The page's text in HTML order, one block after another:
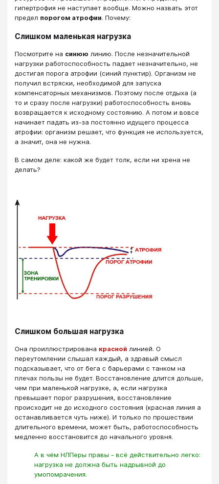
гипертрофия не наступает вообще. Можно назвать этот
предел порогом атрофии. Почему:
Слишком маленькая нагрузка
Посмотрите на синюю линию. После незначительной
нагрузки работоспособность падает незначительно, не
достигая порога атрофии (синий пунктир). Организм не
получил встряски, необходимой для запуска
компенсаторных механизмов. Поэтому после отдыха (а
то и сразу после нагрузки) работоспособность вновь
возвращается к исходному состоянию. А потом и вовсе
начинает падать из-за постоянно идущего процесса
атрофии: организм решает, что функция не используется,
а значит, она не нужна.
В самом деле: какой же будет толк, если ни хрена не
делать?
Слишком большая нагрузка
Она проиллюстрирована красной линией. О
переутомлении слышал каждый, а здравый смысл
подсказывает, что от бега с барьерами с танком на
плечах пользы не будет. Восстановление длится дольше,
чем при маленькой нагрузке, а, если нагрузка
превышает порог разрушения, восстановление
происходит не до исходного состояния (красная линия а
останавливается чуть ниже). И только по прошествии
длительного времени, может быть, работоспособность
медленно восстановится до начального уровня.
А в чём НЛПеры правы - всё действительно легко:
нагрузка не должна быть надрывной до
умопомрачения.